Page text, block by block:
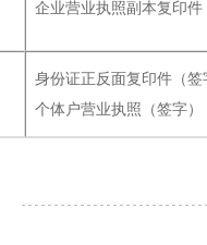
企业营业执照副本复印件
身份证正反面复印件（签
个体户营业执照（签字）